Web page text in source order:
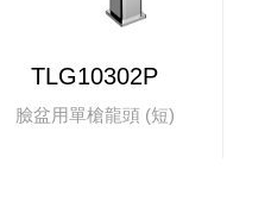
TLG10302P
臉盆用單槍龍頭 (短)